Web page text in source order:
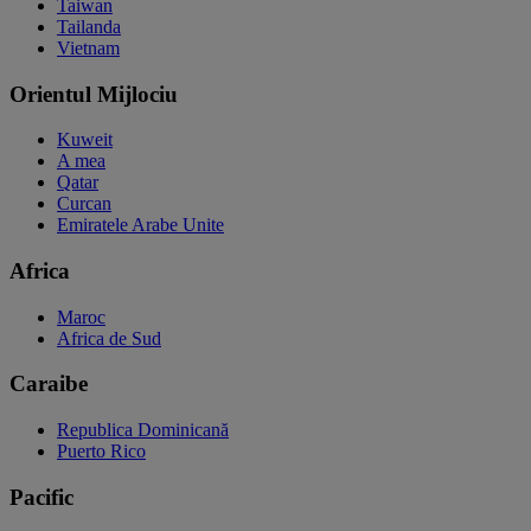
Taiwan
Tailanda
Vietnam
Orientul Mijlociu
Kuweit
A mea
Qatar
Curcan
Emiratele Arabe Unite
Africa
Maroc
Africa de Sud
Caraibe
Republica Dominicană
Puerto Rico
Pacific